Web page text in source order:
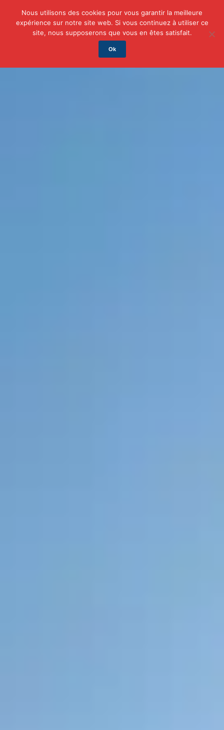
Auto/Moto Business Famille Finance
Nous utilisons des cookies pour vous garantir la meilleure
expérience sur notre site web. Si vous continuez à utiliser ce
site, nous supposerons que vous en êtes satisfait.
Ok